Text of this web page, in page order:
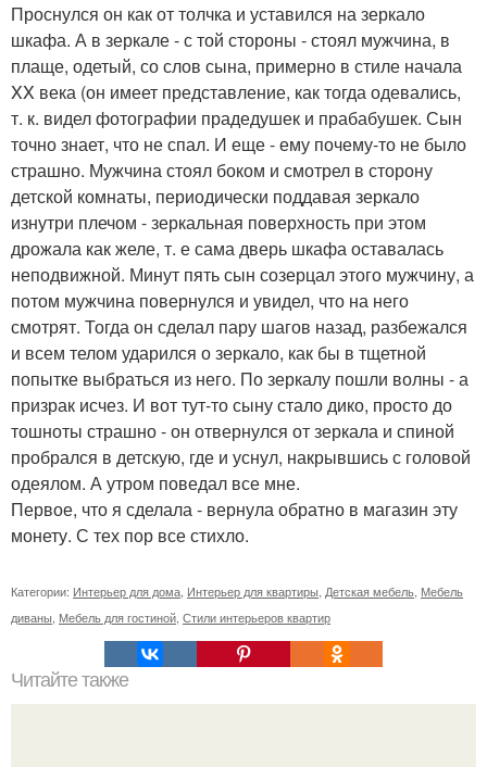
Проснулся он как от толчка и уставился на зеркало
шкафа. А в зеркале - с той стороны - стоял мужчина, в
плаще, одетый, со слов сына, примерно в стиле начала
XX века (он имеет представление, как тогда одевались,
т. к. видел фотографии прадедушек и прабабушек. Сын
точно знает, что не спал. И еще - ему почему-то не было
страшно. Мужчина стоял боком и смотрел в сторону
детской комнаты, периодически поддавая зеркало
изнутри плечом - зеркальная поверхность при этом
дрожала как желе, т. е сама дверь шкафа оставалась
неподвижной. Минут пять сын созерцал этого мужчину, а
потом мужчина повернулся и увидел, что на него
смотрят. Тогда он сделал пару шагов назад, разбежался
и всем телом ударился о зеркало, как бы в тщетной
попытке выбраться из него. По зеркалу пошли волны - а
призрак исчез. И вот тут-то сыну стало дико, просто до
тошноты страшно - он отвернулся от зеркала и спиной
пробрался в детскую, где и уснул, накрывшись с головой
одеялом. А утром поведал все мне.
Первое, что я сделала - вернула обратно в магазин эту
монету. С тех пор все стихло.
Категории: Интерьер для дома Интерьер для квартиры Детская мебель Мебель
диваны Мебель для гостиной Стили интерьеров квартир
Читайте также